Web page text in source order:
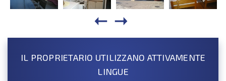
IL PROPRIETARIO UTILIZZANO ATTIVAMENTE
LINGUE